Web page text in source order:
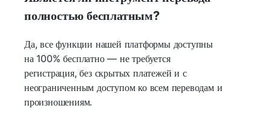
полностью бесплатным?
Да, все функции нашей платформы доступны
на 100% бесплатно — не требуется
регистрация, без скрытых платежей и с
неограниченным доступом ко всем переводам и
произношениям.